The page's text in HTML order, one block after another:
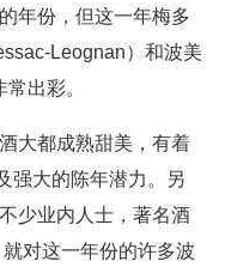
年份，但这一年梅多
Leognan）和波美
出彩。
大都成熟甜美，有着
强大的陈年潜力。另
少业内人士，著名酒
对这一年份的许多波